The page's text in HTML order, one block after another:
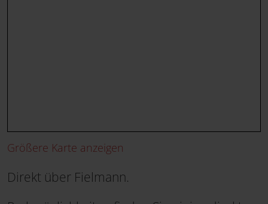
Größere Karte anzeigen
Direkt über Fielmann.